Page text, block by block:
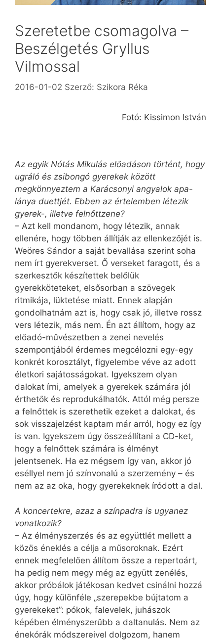
Szeretetbe csomagolva –
Beszélgetés Gryllus
Vilmossal
2016-01-02 Szerző: Szikora Réka
Fotó: Kissimon István
Az egyik Nótás Mikulás előadáson történt, hogy
ugráló és zsibongó gyerekek között
megkönnyeztem a Karácsonyi angyalok apa-
lánya duettjét. Ebben az értelemben létezik
gyerek-, illetve felnőttzene?
– Azt kell mondanom, hogy létezik, annak
ellenére, hogy többen állítják az ellenkezőjét is.
Weöres Sándor a saját bevallása szerint soha
nem írt gyerekverset. Ő verseket faragott, és a
szerkesztők készítettek belőlük
gyerekköteteket, elsősorban a szövegek
ritmikája, lüktetése miatt. Ennek alapján
gondolhatnám azt is, hogy csak jó, illetve rossz
vers létezik, más nem. Én azt állítom, hogy az
előadó-művészetben a zenei nevelés
szempontjából érdemes megcélozni egy-egy
konkrét korosztályt, figyelembe véve az adott
életkori sajátosságokat. Igyekszem olyan
dalokat írni, amelyek a gyerekek számára jól
érthetők és reprodukálhatók. Attól még persze
a felnőttek is szerethetik ezeket a dalokat, és
sok visszajelzést kaptam már arról, hogy ez így
is van. Igyekszem úgy összeállítani a CD-ket,
hogy a felnőttek számára is élményt
jelentsenek. Ha ez mégsem így van, akkor jó
eséllyel nem jó színvonalú a szerzemény – és
nem az az oka, hogy gyerekeknek íródott a dal.
A koncertekre, azaz a színpadra is ugyanez
vonatkozik?
– Az élményszerzés és az együttlét mellett a
közös éneklés a célja a műsoroknak. Ezért
ennek megfelelően állítom össze a repertoárt,
ha pedig nem megy még az együtt zenélés,
akkor próbálok játékosan kedvet csinálni hozzá
úgy, hogy különféle „szerepekbe bújtatom a
gyerekeket”: pókok, falevelek, juhászok
képében élményszerűbb a daltanulás. Nem az
énekórák módszereivel dolgozom, hanem